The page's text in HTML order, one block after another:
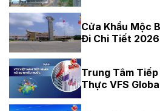
Cửa Khẩu Mộc
Đi Chi Tiết 2026
Trung Tâm
Thực VFS